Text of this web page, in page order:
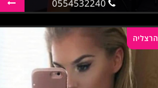
0554532240
הרצליה